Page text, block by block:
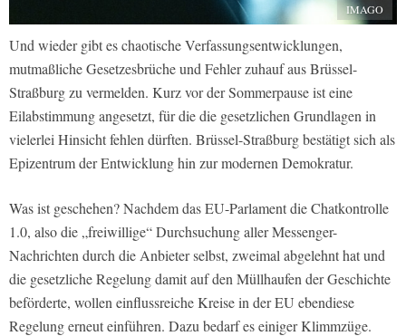
IMAGO
Und wieder gibt es chaotische Verfassungsentwicklungen,
mutmaßliche Gesetzesbrüche und Fehler zuhauf aus Brüssel-
Straßburg zu vermelden. Kurz vor der Sommerpause ist eine
Eilabstimmung angesetzt, für die die gesetzlichen Grundlagen in
vielerlei Hinsicht fehlen dürften. Brüssel-Straßburg bestätigt sich als
Epizentrum der Entwicklung hin zur modernen Demokratur.
Was ist geschehen? Nachdem das EU-Parlament die Chatkontrolle
1.0, also die „freiwillige“ Durchsuchung aller Messenger-
Nachrichten durch die Anbieter selbst, zweimal abgelehnt hat und
die gesetzliche Regelung damit auf den Müllhaufen der Geschichte
beförderte, wollen einflussreiche Kreise in der EU ebendiese
Regelung erneut einführen. Dazu bedarf es einiger Klimmzüge.